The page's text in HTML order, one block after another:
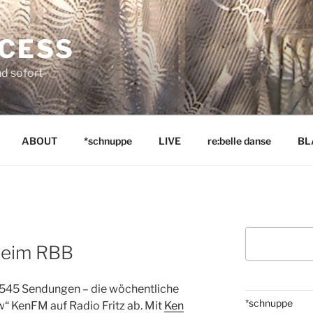
sofort
ABOUT *schnuppe LIVE re:belle danse
RBB
Sendungen – die wöchentliche
KenFM auf Radio Fritz ab. Mit Ken *schnuppe